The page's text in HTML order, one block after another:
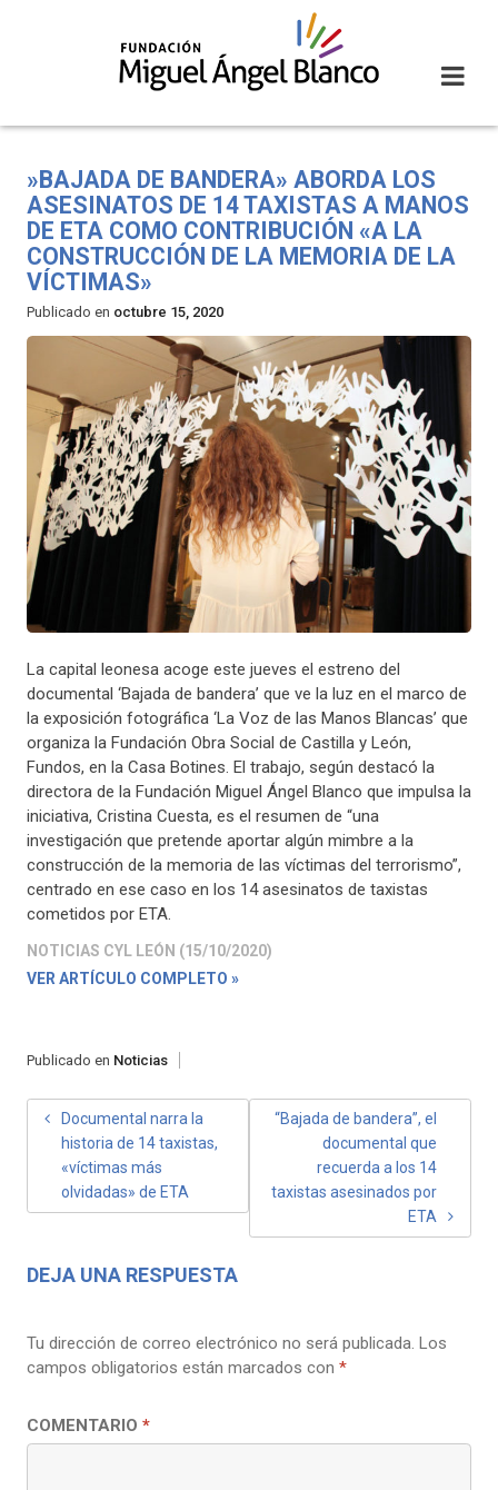
​»BAJADA DE BANDERA» ABORDA LOS
ASESINATOS DE 14 TAXISTAS A MANOS
DE ETA COMO CONTRIBUCIÓN «A LA
CONSTRUCCIÓN DE LA MEMORIA DE LA
VÍCTIMAS»
Publicado en octubre 15, 2020
La capital leonesa acoge este jueves el estreno del
documental ‘Bajada de bandera’ que ve la luz en el marco de
la exposición fotográfica ‘La Voz de las Manos Blancas’ que
organiza la Fundación Obra Social de Castilla y León,
Fundos, en la Casa Botines. El trabajo, según destacó la
directora de la Fundación Miguel Ángel Blanco que impulsa la
iniciativa, Cristina Cuesta, es el resumen de “una
investigación que pretende aportar algún mimbre a la
construcción de la memoria de las víctimas del terrorismo”,
centrado en ese caso en los 14 asesinatos de taxistas
cometidos por ETA.
NOTICIAS CYL LEÓN (15/10/2020)
VER ARTÍCULO COMPLETO »
Publicado en Noticias
NAVEGACIÓN
ENTRADAS
Documental narra la
historia de 14 taxistas,
«víctimas más
olvidadas» de ETA
“Bajada de bandera”, el
documental que
recuerda a los 14
taxistas asesinados por
ETA
DEJA UNA RESPUESTA
Tu dirección de correo electrónico no será publicada. Los
campos obligatorios están marcados con *
COMENTARIO *